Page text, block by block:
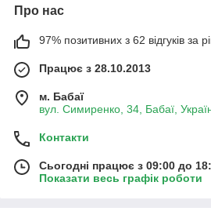
Про нас
97% позитивних з 62 відгуків за
Працює з 28.10.2013
м. Бабаї
вул. Симиренко, 34, Бабаї,
Контакти
Сьогодні працює з 09:00 до
Показати весь графік роботи